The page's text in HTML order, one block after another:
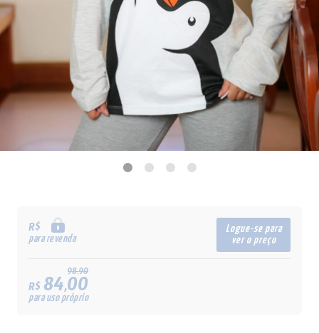
R$
para revenda
Logue-se para
ver o preço
98,90
R$84,00
para uso próprio